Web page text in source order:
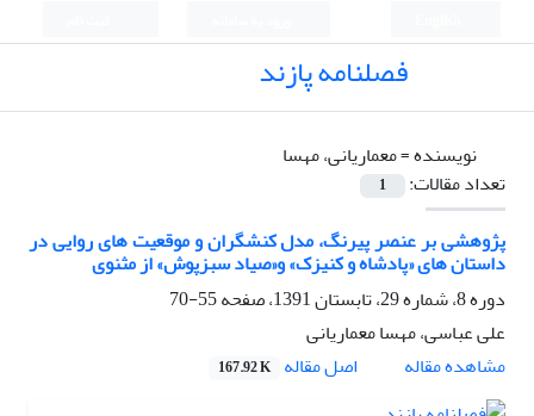
فصلنامه پازند
نویسنده =معماریانی، مهسا
تعداد مقالات:
1
پژوهشی بر عنصر پیرنگ، مدل کنشگران و موقعیت های روایی در
داستان های «پادشاه و کنیزک» و«صیاد سبزپوش» از مثنوی
دوره 8، شماره 29، تابستان 1391، صفحه
55-70
علی عباسی، مهسا معماریانی
مشاهده مقاله
اصل مقاله 167.92 K